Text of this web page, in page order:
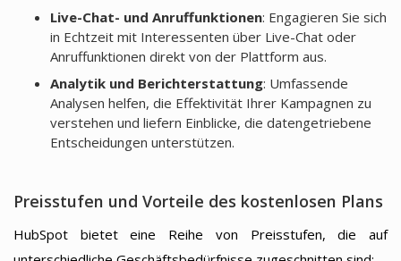
Live-Chat- und Anruffunktionen: Engagieren Sie sich
in Echtzeit mit Interessenten über Live-Chat oder
Anruffunktionen direkt von der Plattform aus.
Analytik und Berichterstattung: Umfassende
Analysen helfen, die Effektivität Ihrer Kampagnen zu
verstehen und liefern Einblicke, die datengetriebene
Entscheidungen unterstützen.
Preisstufen und Vorteile des kostenlosen Plans
HubSpot bietet eine Reihe von Preisstufen, die auf